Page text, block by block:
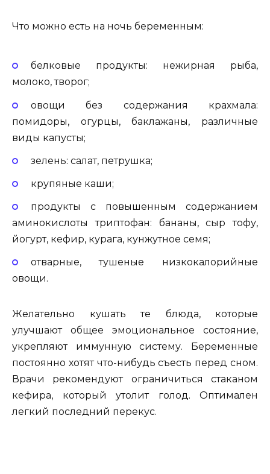
Что можно есть на ночь беременным:
белковые продукты: нежирная рыба,
молоко, творог;
овощи без содержания крахмала:
помидоры, огурцы, баклажаны, различные
виды капусты;
зелень: салат, петрушка;
крупяные каши;
продукты с повышенным содержанием
аминокислоты триптофан: бананы, сыр тофу,
йогурт, кефир, курага, кунжутное семя;
отварные, тушеные низкокалорийные
овощи.
Желательно кушать те блюда, которые
улучшают общее эмоциональное состояние,
укрепляют иммунную систему. Беременные
постоянно хотят что-нибудь съесть перед сном.
Врачи рекомендуют ограничиться стаканом
кефира, который утолит голод. Оптимален
легкий последний перекус.